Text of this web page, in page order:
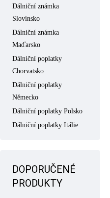
Dálniční známka
Slovinsko
Dálniční známka
Maďarsko
Dálniční poplatky
Chorvatsko
Dálniční poplatky
Německo
Dálniční poplatky Polsko
Dálniční poplatky Itálie
DOPORUČENÉ
PRODUKTY